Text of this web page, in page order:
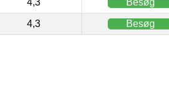
4,3 Besøg